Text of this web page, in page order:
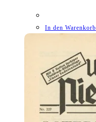
In den Warenkorb